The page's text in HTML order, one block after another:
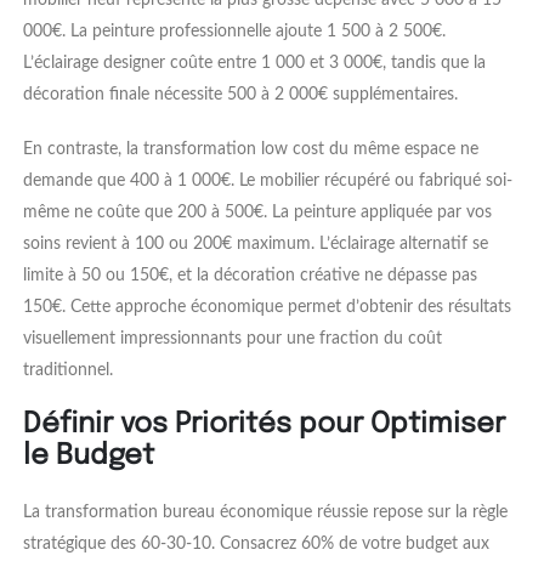
000€. La peinture professionnelle ajoute 1 500 à 2 500€.
L’éclairage designer coûte entre 1 000 et 3 000€, tandis que la
décoration finale nécessite 500 à 2 000€ supplémentaires.
En contraste, la transformation low cost du même espace ne
demande que 400 à 1 000€. Le mobilier récupéré ou fabriqué soi-
même ne coûte que 200 à 500€. La peinture appliquée par vos
soins revient à 100 ou 200€ maximum. L’éclairage alternatif se
limite à 50 ou 150€, et la décoration créative ne dépasse pas
150€. Cette approche économique permet d’obtenir des résultats
visuellement impressionnants pour une fraction du coût
traditionnel.
Définir vos Priorités pour Optimiser
le Budget
La transformation bureau économique réussie repose sur la règle
stratégique des 60-30-10. Consacrez 60% de votre budget aux